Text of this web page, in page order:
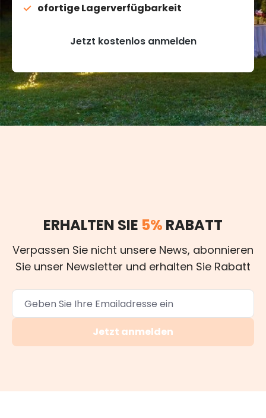
ofortige Lagerverfügbarkeit
Jetzt kostenlos anmelden
ERHALTEN SIE 5% RABATT
Verpassen Sie nicht unsere News, abonnieren
Sie unser Newsletter und erhalten Sie Rabatt
Jetzt anmelden